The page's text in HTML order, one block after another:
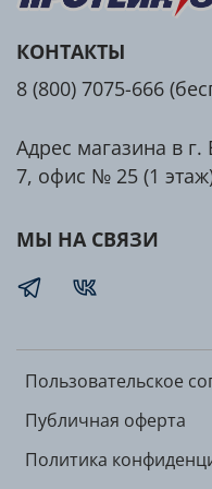
Порций в упаковке: 25
Калории
Белки
Углеводы
Соль
Состав: концентрат
цельное молоко,
содержанием жира,
экстракт ячменного
(ксантановая камедь,
Пользовательское
Публичная оферта
Политика
КОНТАКТЫ
8 (800) 7075-666
Адрес магазина в г.
7, офис № 25 (1
МЫ НА СВЯЗИ